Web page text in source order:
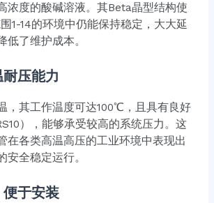
浓度的酸碱溶液。其Beta晶型结构使
1-14的环境中仍能保持稳定，大大延
低了维护成本。
压能力
，其工作温度可达100℃，且具有良好
），能够承受较高的系统压力。这
在各类高温高压的工业环境中表现出
安全稳定运行。
于安装